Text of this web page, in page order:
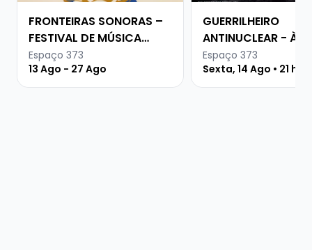
FRONTEIRAS SONORAS –
FESTIVAL DE MÚSICA
URUGUAIA
Espaço 373
13 Ago - 27 Ago
GUERRILHEIRO
ANTINUCLEAR - À
PROCURA DA PAZ
Espaço 373
Sexta, 14 Ago • 21